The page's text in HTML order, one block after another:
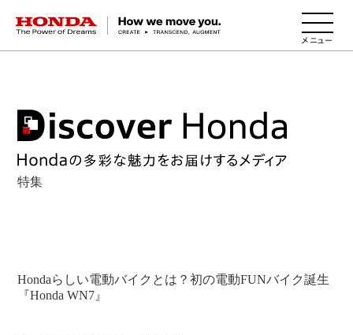
HONDA The Power of Dreams
特集
Hondaらしい電動バイクとは？初の電動FUNバイク誕生
『Honda WN7』